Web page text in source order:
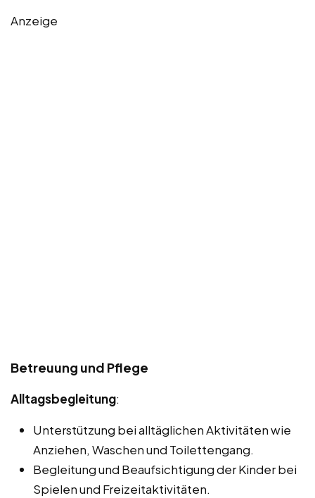
Anzeige
Betreuung und Pflege
Alltagsbegleitung:
Unterstützung bei alltäglichen Aktivitäten wie
Anziehen, Waschen und Toilettengang.
Begleitung und Beaufsichtigung der Kinder bei
Spielen und Freizeitaktivitäten.